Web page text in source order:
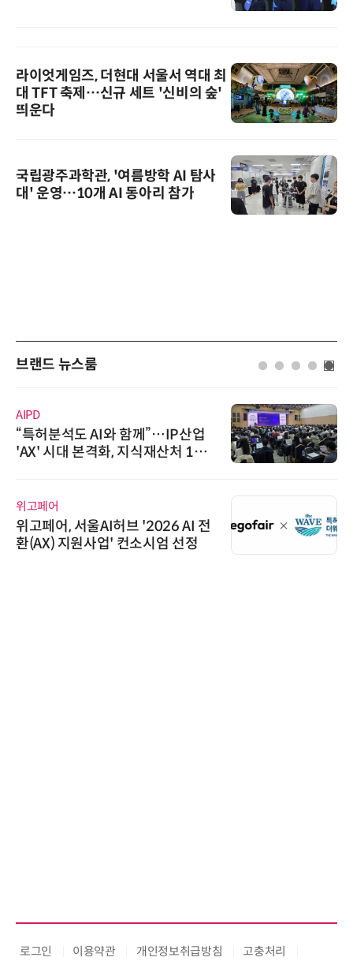
라이엇게임즈, 더현대 서울서 역대 최
대 TFT 축제…신규 세트 '신비의 숲'
띄운다
국립광주과학관, '여름방학 AI 탐사
대' 운영…10개 AI 동아리 참가
브랜드 뉴스룸
AIPD
“특허분석도 AI와 함께”…IP산업
'AX' 시대 본격화, 지식재산처 1호
위고페어
위고페어, 서울AI허브 '2026 AI 전
환(AX) 지원사업' 컨소시엄 선정
로그인 이용약관 개인정보취급방침 고충처리